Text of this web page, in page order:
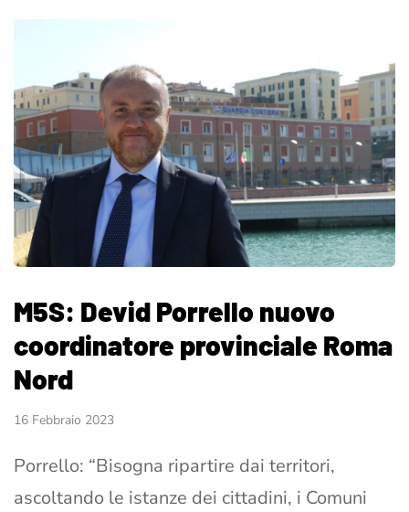
M5S: Devid Porrello nuovo
coordinatore provinciale Roma
Nord
16 Febbraio 2023
Porrello: “Bisogna ripartire dai territori,
ascoltando le istanze dei cittadini, i Comuni